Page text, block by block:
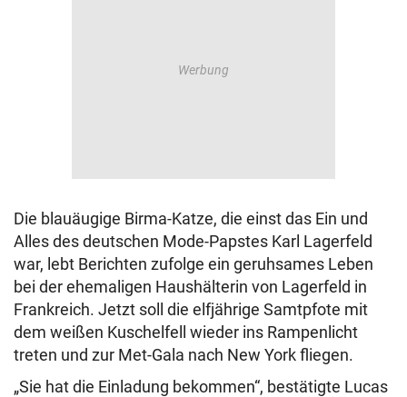
Die blauäugige Birma-Katze, die einst das Ein und
Alles des deutschen Mode-Papstes Karl Lagerfeld
war, lebt Berichten zufolge ein geruhsames Leben
bei der ehemaligen Haushälterin von Lagerfeld in
Frankreich. Jetzt soll die elfjährige Samtpfote mit
dem weißen Kuschelfell wieder ins Rampenlicht
treten und zur Met-Gala nach New York fliegen.
„Sie hat die Einladung bekommen“, bestätigte Lucas